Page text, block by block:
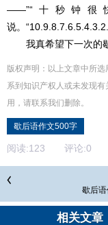
――”“十秒钟很
说。
我真希望下一次的歇
版权声明：以上文章中所
系到知识产权人或未发现
用，请联系我们删除。
歇后语作文500字
阅读:123 评论:0
歇后
相关文章